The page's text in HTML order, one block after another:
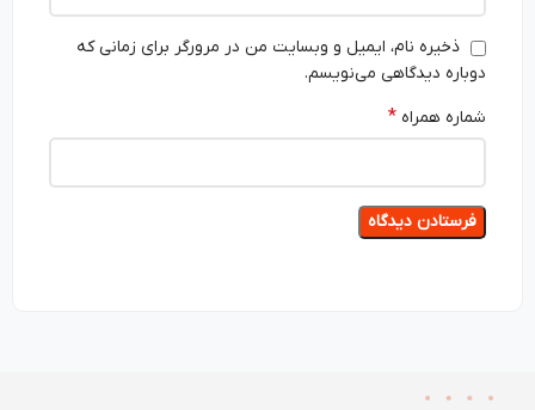
ذخیره نام، ایمیل و وبسایت من در مرورگر برای زمانی که
دوباره دیدگاهی می‌نویسم.
شماره همراه*